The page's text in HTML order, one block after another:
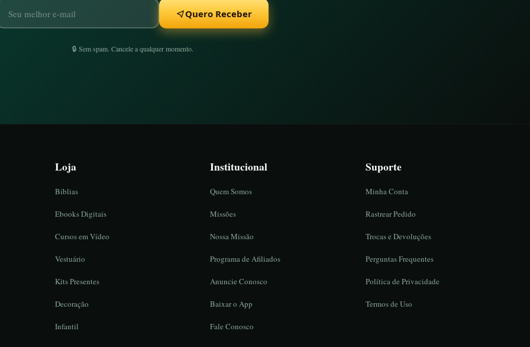
Quero Receber
🔒 Sem spam. Cancele a qualquer momento.
Loja
Bíblias
Ebooks Digitais
Cursos em Vídeo
Vestuário
Kits Presentes
Decoração
Infantil
Institucional
Quem Somos
Missões
Nossa Missão
Programa de Afiliados
Anuncie Conosco
Baixar o App
Fale Conosco
Suporte
Minha Conta
Rastrear Pedido
Trocas e Devoluções
Perguntas Frequentes
Política de Privacidade
Termos de Uso